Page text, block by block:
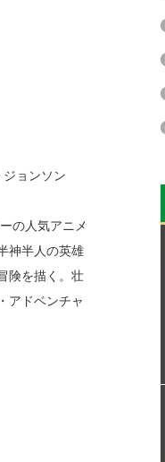
ョンソン
の人気アニメ
神半人の英雄
険を描く。壮
アドベンチャ